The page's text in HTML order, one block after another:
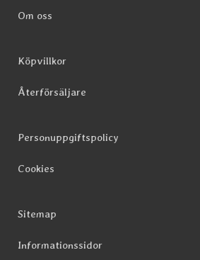
Om oss
Köpvillkor
Återförsäljare
Personuppgiftspolicy
Cookies
Sitemap
Informationssidor